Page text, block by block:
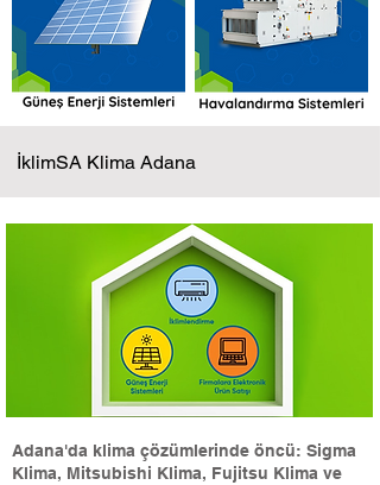
İklimSA Klima Adana
Adana'da klima çözümlerinde öncü: Sigma
Klima, Mitsubishi Klima, Fujitsu Klima ve